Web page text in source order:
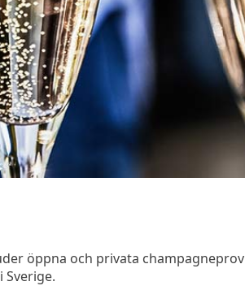
öppna och privata
Sverige.